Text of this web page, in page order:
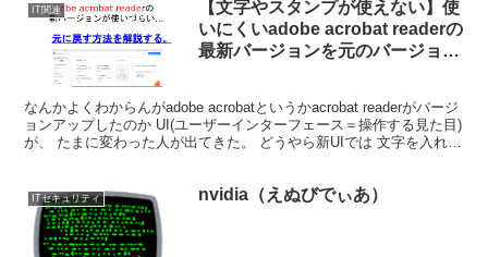
IT関連
【文字やスタンプが使えない】使
いにくいadobe acrobat readerの
最新バージョンを元のバージョン
なんかよくわからんがadobe acrobatというかacrobat readerがバージ
ョンアップしたのか UI(ユーザーインターフェース＝操作する見た目)
が、 たまに変わった人が出てきた。 どうやら新UIでは 文字を入れた
ITセキュリティ nvidia（えぬびでぃあ）